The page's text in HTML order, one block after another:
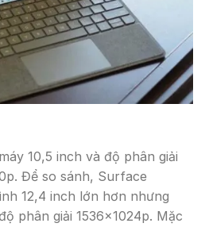
10,5 inch và độ phân giải
Để so sánh, Surface
12,4 inch lớn hơn nhưng
phân giải 1536x1024p. Mặc